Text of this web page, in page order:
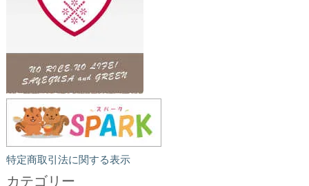
特定商取引法に関する表示
カテゴリー